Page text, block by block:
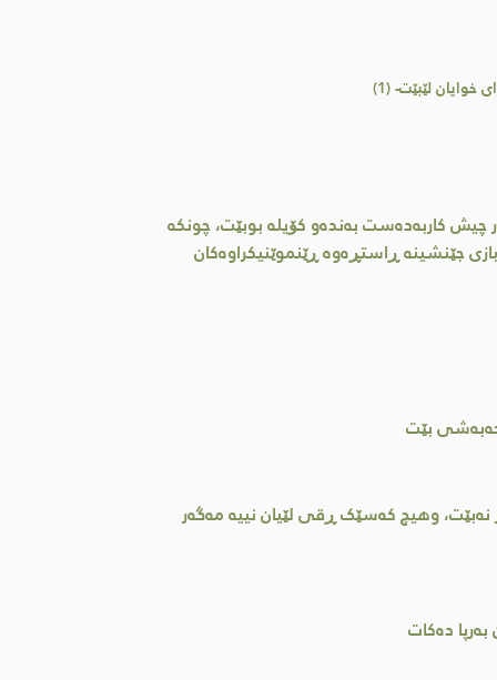
لێبێت- (1)
چیش کاربەدەست بەندەو کۆیلە بوبێت، چونكە
جێنشینە ڕاستڕەوە ڕێنموێنیكراوەكان
حەبەشی بێت
وهیچ کەسێک ڕقی لێیان نییە مەگەر
دەکات